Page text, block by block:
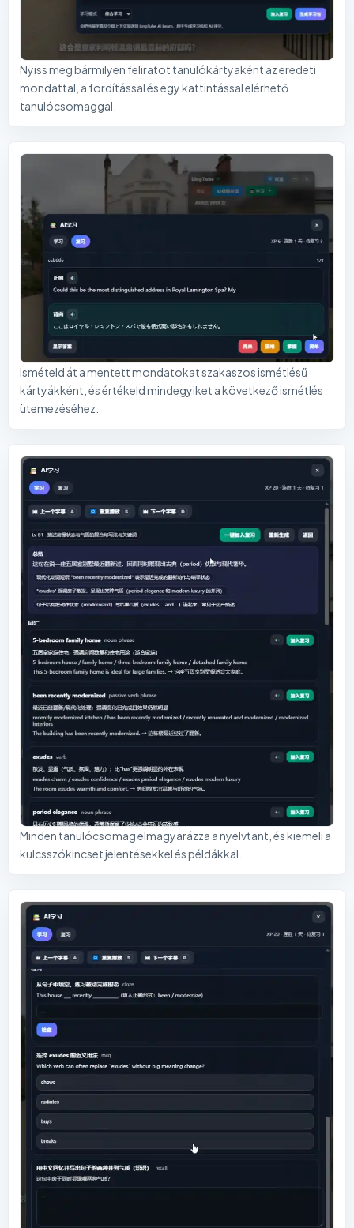
Nyiss meg bármilyen feliratot tanulókártyaként az eredeti
mondattal, a fordítással és egy kattintással elérhető
tanulócsomaggal.
Ismételd át a mentett mondatokat szakaszos ismétlésű
kártyákként, és értékeld mindegyiket a következő ismétlés
ütemezéséhez.
Minden tanulócsomag elmagyarázza a nyelvtant, és kiemeli a
kulcsszókincset jelentésekkel és példákkal.